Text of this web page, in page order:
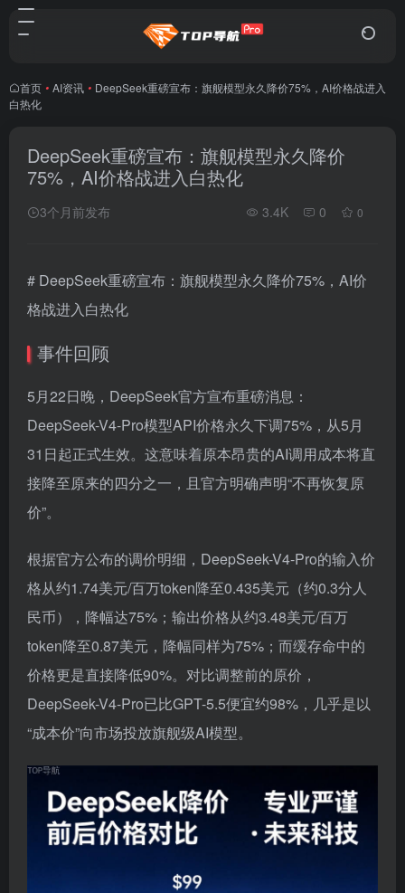
首页 • AI资讯 • DeepSeek重磅宣布：旗舰模型永久降价75%，AI价格战进入
白热化
DeepSeek重磅宣布：旗舰模型永久降价
75%，AI价格战进入白热化
3个月前发布 3.4K 0 0
# DeepSeek重磅宣布：旗舰模型永久降价75%，AI价
格战进入白热化
事件回顾
5月22日晚，DeepSeek官方宣布重磅消息：
DeepSeek-V4-Pro模型API价格永久下调75%，从5月
31日起正式生效。这意味着原本昂贵的AI调用成本将直
接降至原来的四分之一，且官方明确声明“不再恢复原
价”。
根据官方公布的调价明细，DeepSeek-V4-Pro的输入价
格从约1.74美元/百万token降至0.435美元（约0.3分人
民币），降幅达75%；输出价格从约3.48美元/百万
token降至0.87美元，降幅同样为75%；而缓存命中的
价格更是直接降低90%。对比调整前的原价，
DeepSeek-V4-Pro已比GPT-5.5便宜约98%，几乎是以
“成本价”向市场投放旗舰级AI模型。